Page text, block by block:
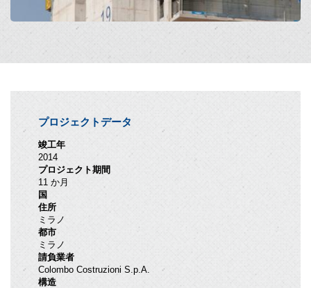
プロジェクトデータ
竣工年
2014
プロジェクト期間
11 か月
国
住所
ミラノ
都市
ミラノ
請負業者
Colombo Costruzioni S.p.A.
構造